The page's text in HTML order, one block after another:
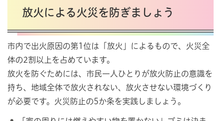
放火による火災を防ぎましょう
市内で出火原因の第1位は「放火」によるもので、火災全
体の2割以上を占めています。
放火を防ぐためには、市民一人ひとりが放火防止の意識を
持ち、地域全体で放火されない、放火させない環境づくり
が必要です。火災防止の5か条を実践しましょう。